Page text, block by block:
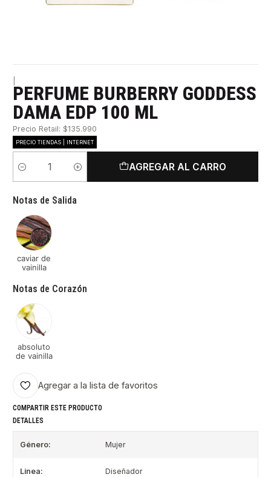
PERFUME BURBERRY GODDESS
DAMA EDP 100 ML
Precio Retail: $135.990
PRECIO TIENDAS | INTERNET
Cantidad
AGREGAR AL CARRO
Notas de Salida
caviar de
vainilla
Notas de Corazón
absoluto
de vainilla
Agregar a la lista de favoritos
COMPARTIR ESTE PRODUCTO
DETALLES
Género: Mujer
Linea: Diseñador